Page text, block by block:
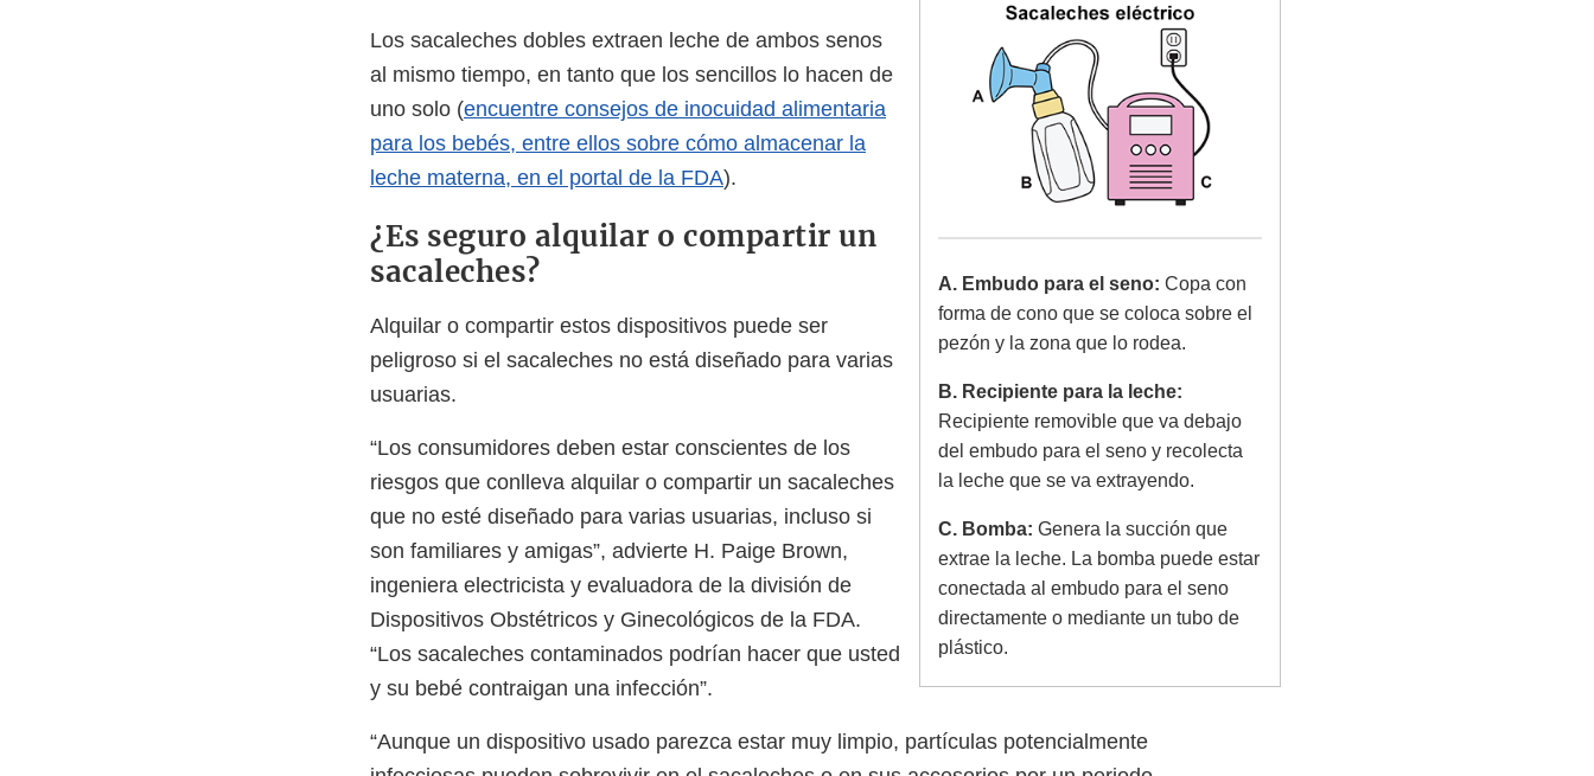
A. Embudo para el seno:Copa con
forma de cono que se coloca sobre el
pezón y la zona que lo rodea.
B. Recipiente para la leche:
Recipiente removible que va debajo
del embudo para el seno y recolecta
la leche que se va extrayendo.
C. Bomba:Genera la succión que
extrae la leche. La bomba puede estar
conectada al embudo para el seno
directamente o mediante un tubo de
plástico.
Los sacaleches dobles extraen leche de ambos senos
al mismo tiempo, en tanto que los sencillos lo hacen de
uno solo (encuentre consejos de inocuidad alimentaria
para los bebés, entre ellos sobre cómo almacenar la
leche materna, en el portal de la FDA).
¿Es seguro alquilar o compartir un
sacaleches?
Alquilar o compartir estos dispositivos puede ser
peligroso si el sacaleches no está diseñado para varias
usuarias.
“Los consumidores deben estar conscientes de los
riesgos que conlleva alquilar o compartir un sacaleches
que no esté diseñado para varias usuarias, incluso si
son familiares y amigas”, advierte H. Paige Brown,
ingeniera electricista y evaluadora de la división de
Dispositivos Obstétricos y Ginecológicos de la FDA.
“Los sacaleches contaminados podrían hacer que usted
y su bebé contraigan una infección”.
“Aunque un dispositivo usado parezca estar muy limpio, partículas potencialmente